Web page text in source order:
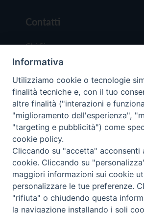
Contatti
Chi Siamo
Redazione
Scrivici
Copyright © 2019 - Tutti i
Trentina Editrice
Privacy Policy
Informativa
Utilizziamo cookie o tecnologie
finalità tecniche e, con il tuo
altre finalità ("interazioni e
"miglioramento dell'esperienza",
"targeting e pubblicità") come
cookie policy.
Cliccando su "accetta" acconsenti
cookie. Cliccando su
maggiori informazioni sui cookie
personalizzare le tue preferenze.
"rifiuta" o chiudendo questa
la navigazione installando i soli